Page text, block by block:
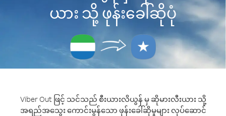
ယား သို့ ဖုန်းခေါ်ဆိုပုံ
Viber Out ဖြင့် သင်သည် စီးယားလိယွန် မှ ဆိုမားလီးယား သို့
အရည်အသွေး ကောင်းမွန်သော ဖုန်းခေါ်ဆိုမှုများ လုပ်ဆောင်